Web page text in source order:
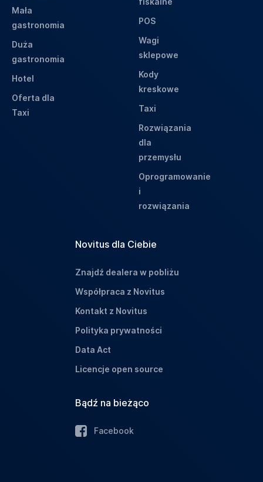
Mała
gastronomia
Duża
gastronomia
Hotel
Oferta dla
Taxi
POS
Wagi
sklepowe
Kody
kreskowe
Taxi
Rozwiązania
dla
przemysłu
Oprogramowanie
i
rozwiązania
Novitus dla Ciebie
Znajdź dealera w pobliżu
Współpraca z Novitus
Kontakt z Novitus
Polityka prywatności
Data Act
Licencje open source
Bądź na bieżąco
Facebook